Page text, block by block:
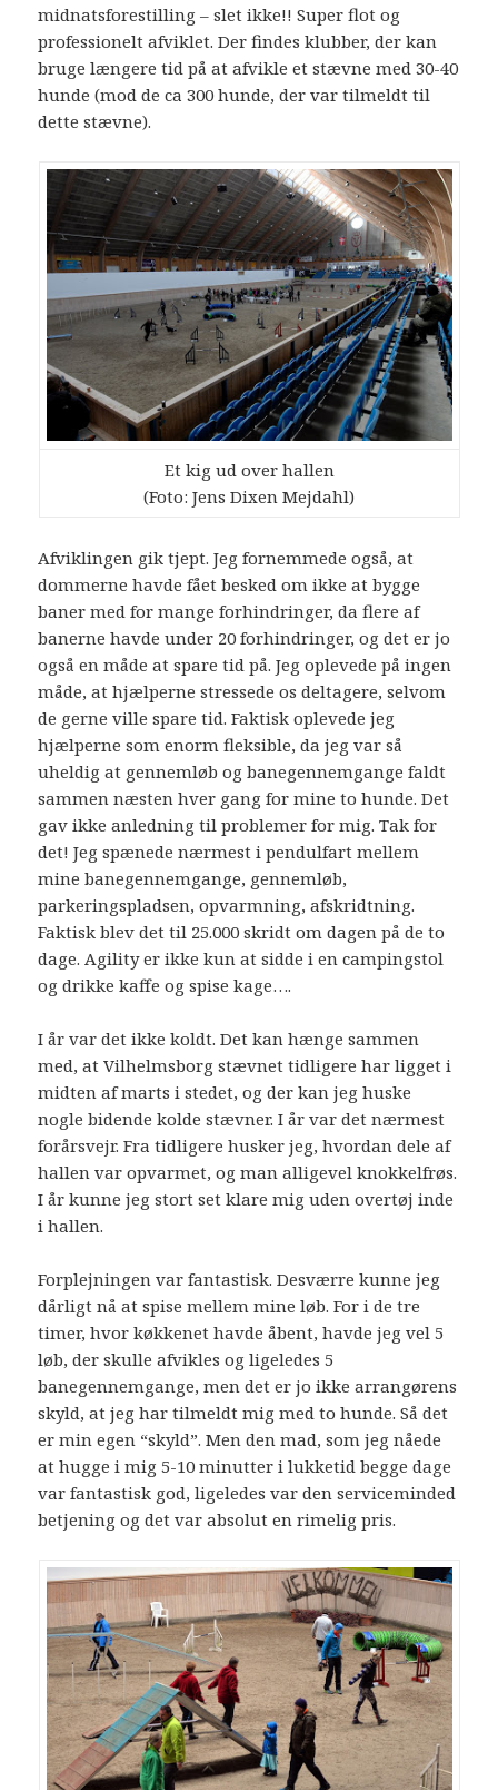
midnatsforestilling – slet ikke!! Super flot og
professionelt afviklet. Der findes klubber, der kan
bruge længere tid på at afvikle et stævne med 30-40
hunde (mod de ca 300 hunde, der var tilmeldt til
dette stævne).
Et kig ud over hallen
(Foto: Jens Dixen Mejdahl)
Afviklingen gik tjept. Jeg fornemmede også, at
dommerne havde fået besked om ikke at bygge
baner med for mange forhindringer, da flere af
banerne havde under 20 forhindringer, og det er jo
også en måde at spare tid på. Jeg oplevede på ingen
måde, at hjælperne stressede os deltagere, selvom
de gerne ville spare tid. Faktisk oplevede jeg
hjælperne som enorm fleksible, da jeg var så
uheldig at gennemløb og banegennemgange faldt
sammen næsten hver gang for mine to hunde. Det
gav ikke anledning til problemer for mig. Tak for
det! Jeg spænede nærmest i pendulfart mellem
mine banegennemgange, gennemløb,
parkeringspladsen, opvarmning, afskridtning.
Faktisk blev det til 25.000 skridt om dagen på de to
dage. Agility er ikke kun at sidde i en campingstol
og drikke kaffe og spise kage….
I år var det ikke koldt. Det kan hænge sammen
med, at Vilhelmsborg stævnet tidligere har ligget i
midten af marts i stedet, og der kan jeg huske
nogle bidende kolde stævner. I år var det nærmest
forårsvejr. Fra tidligere husker jeg, hvordan dele af
hallen var opvarmet, og man alligevel knokkelfrøs.
I år kunne jeg stort set klare mig uden overtøj inde
i hallen.
Forplejningen var fantastisk. Desværre kunne jeg
dårligt nå at spise mellem mine løb. For i de tre
timer, hvor køkkenet havde åbent, havde jeg vel 5
løb, der skulle afvikles og ligeledes 5
banegennemgange, men det er jo ikke arrangørens
skyld, at jeg har tilmeldt mig med to hunde. Så det
er min egen “skyld”. Men den mad, som jeg nåede
at hugge i mig 5-10 minutter i lukketid begge dage
var fantastisk god, ligeledes var den serviceminded
betjening og det var absolut en rimelig pris.